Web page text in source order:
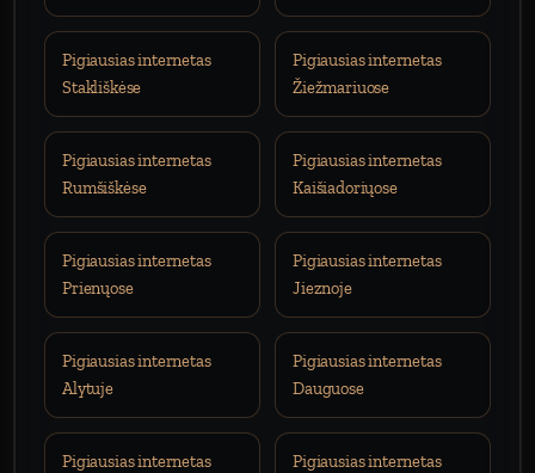
Pigiausias internetas
Stakliškėse
Pigiausias internetas
Žiežmariuose
Pigiausias internetas
Rumšiškėse
Pigiausias internetas
Kaišiadoriųose
Pigiausias internetas
Prienųose
Pigiausias internetas
Jieznoje
Pigiausias internetas
Alytuje
Pigiausias internetas
Dauguose
Pigiausias internetas
Pigiausias internetas